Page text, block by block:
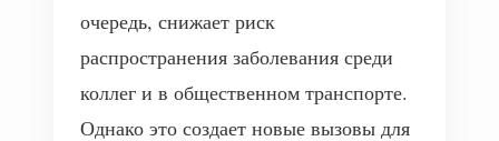
очередь, снижает риск
распространения заболевания среди
коллег и в общественном транспорте.
Однако это создает новые вызовы для